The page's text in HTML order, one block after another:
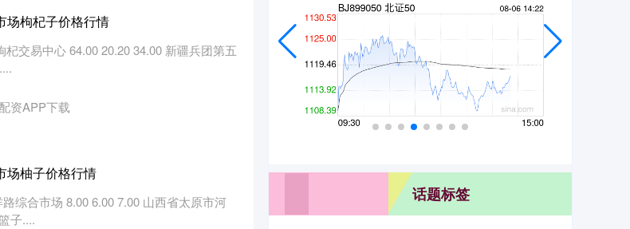
场枸杞子价格行情
交易中心 64.00 20.20 34.00 新疆兵团第五
资APP下载
场柚子价格行情
综合市场 8.00 6.00 7.00 山西省太原市河
子....
话题标签